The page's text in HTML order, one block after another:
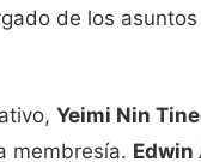
de los
Yeimi Nin
membresía. Edwin